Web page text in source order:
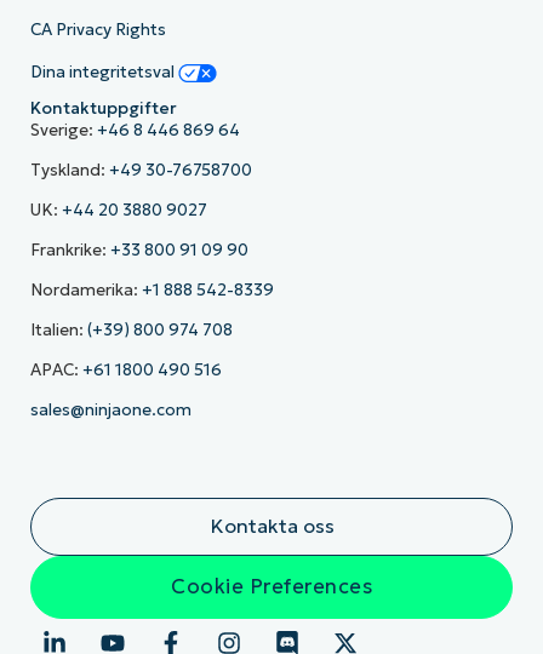
CA Privacy Rights
Dina integritetsval
Kontaktuppgifter
Sverige: +46 8 446 869 64
Tyskland: +49 30-76758700
UK: +44 20 3880 9027
Frankrike: +33 800 91 09 90
Nordamerika: +1 888 542-8339
Italien: (+39) 800 974 708
APAC: +61 1800 490 516
sales@ninjaone.com
Kontakta oss
Cookie Preferences